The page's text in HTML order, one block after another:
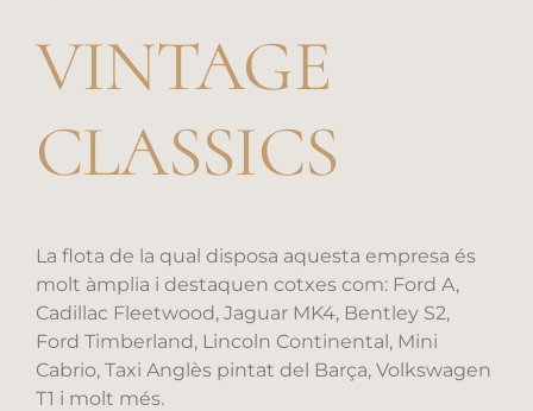
VINTAGE
CLASSICS
La flota de la qual disposa aquesta empresa és
molt àmplia i destaquen cotxes com: Ford A,
Cadillac Fleetwood, Jaguar MK4, Bentley S2,
Ford Timberland, Lincoln Continental, Mini
Cabrio, Taxi Anglès pintat del Barça, Volkswagen
T1 i molt més.